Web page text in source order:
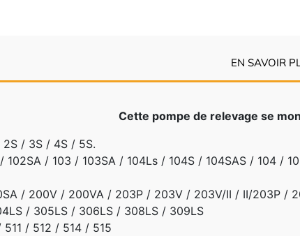
EN SAVOIR
Cette pompe de relevage se
2S / 3S / 4S / 5S.
/ 102SA / 103 / 103SA / 104Ls / 104S / 104SAS / 104 /
/ 200V / 200VA / 203P / 203V / 203V/II / II/203P /
/ 305LS / 306LS / 308LS / 309LS
/ 512 / 514 / 515